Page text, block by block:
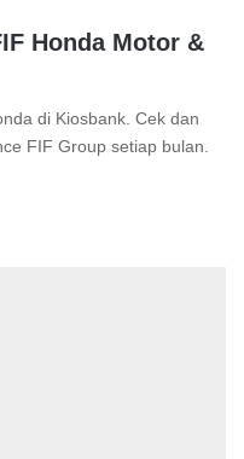
Honda Motor &
di Kiosbank. Cek dan
FIF Group setiap bulan.